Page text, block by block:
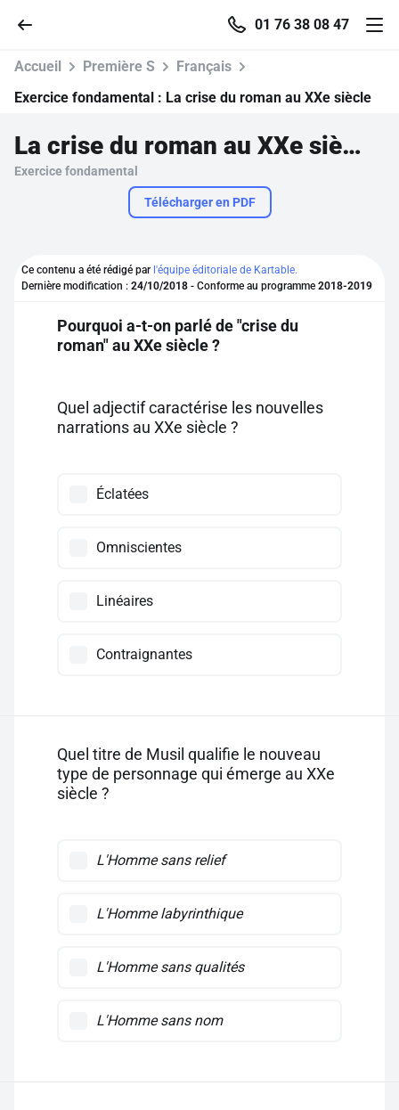
01 76 38 08 47
Accueil
Se connecter
S'inscrire gratuitement
Accueil Première S
Français
Exercice fondamental : La crise du roman au XXe siècle
La crise du roman au XXe siècle
Exercice fondamental
Télécharger en PDF
Ce contenu a été rédigé par l'équipe éditoriale de Kartable.
Dernière modification : 24/10/2018 - Conforme au programme 2018-2019
Pourquoi a-t-on parlé de "crise du
roman" au XXe siècle ?
Quel adjectif caractérise les nouvelles
narrations au XXe siècle ?
Éclatées
Omniscientes
Linéaires
Contraignantes
Quel titre de Musil qualifie le nouveau
type de personnage qui émerge au XXe
siècle ?
L'Homme sans relief
L'Homme labyrinthique
L'Homme sans qualités
L'Homme sans nom